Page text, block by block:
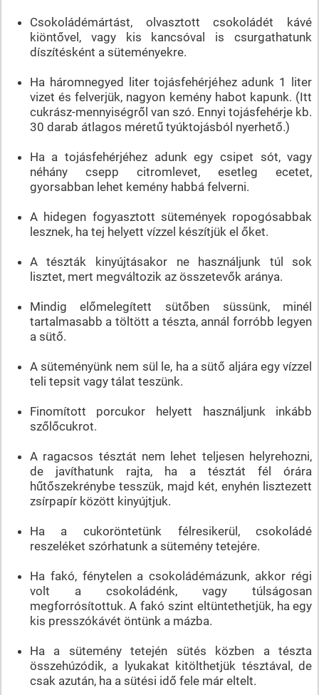
Csokoládémártást, olvasztott csokoládét kávé
kiöntővel, vagy kis kancsóval is csurgathatunk
díszítésként a süteményekre.
Ha háromnegyed liter tojásfehérjéhez adunk 1 liter
vizet és felverjük, nagyon kemény habot kapunk. (Itt
cukrász-mennyiségről van szó. Ennyi tojásfehérje kb.
30 darab átlagos méretű tyúktojásból nyerhető.)
Ha a tojásfehérjéhez adunk egy csipet sót, vagy
néhány csepp citromlevet, esetleg ecetet,
gyorsabban lehet kemény habbá felverni.
A hidegen fogyasztott sütemények ropogósabbak
lesznek, ha tej helyett vízzel készítjük el őket.
A tészták kinyújtásakor ne használjunk túl sok
lisztet, mert megváltozik az összetevők aránya.
Mindig előmelegített sütőben süssünk, minél
tartalmasabb a töltött a tészta, annál forróbb legyen
a sütő.
A süteményünk nem sül le, ha a sütő aljára egy vízzel
teli tepsit vagy tálat teszünk.
Finomított porcukor helyett használjunk inkább
szőlőcukrot.
A ragacsos tésztát nem lehet teljesen helyrehozni,
de javíthatunk rajta, ha a tésztát fél órára
hűtőszekrénybe tesszük, majd két, enyhén lisztezett
zsírpapír között kinyújtjuk.
Ha a cukoröntetünk félresikerül, csokoládé
reszeléket szórhatunk a sütemény tetejére.
Ha fakó, fénytelen a csokoládémázunk, akkor régi
volt a csokoládénk, vagy túlságosan
megforrósítottuk. A fakó szint eltüntethetjük, ha egy
kis presszókávét öntünk a mázba.
Ha a sütemény tetején sütés közben a tészta
összehúzódik, a lyukakat kitölthetjük tésztával, de
csak azután, ha a sütési idő fele már eltelt.